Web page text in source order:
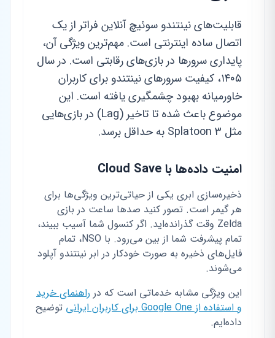
قابلیت‌های نینتندو سوئیچ آنلاین فراتر از یک
اتصال ساده اینترنتی است. مهم‌ترین ویژگی آن،
پایداری سرورها در بازی‌های رقابتی است. در سال
۱۴۰۵، کیفیت سرورهای نینتندو برای کاربران
خاورمیانه بهبود چشمگیری یافته است. این
موضوع باعث شده تا تاخیر (Lag) در بازی‌هایی
مثل Splatoon 3 به حداقل برسد.
امنیت داده‌ها با Cloud Save
ذخیره‌سازی ابری یکی از حیاتی‌ترین ویژگی‌ها برای
هر گیمر است. تصور کنید صدها ساعت در بازی
Zelda وقت گذرانده‌اید. اگر کنسول شما آسیب ببیند،
تمام پیشرفت شما از بین می‌رود. با NSO، تمام
فایل‌های ذخیره به صورت خودکار در ابر نینتندو آپلود
می‌شوند.
این ویژگی مشابه خدماتی است که در راهنمای خرید
و استفاده از Google One برای کاربران ایرانی
توضیح
داده‌ایم.